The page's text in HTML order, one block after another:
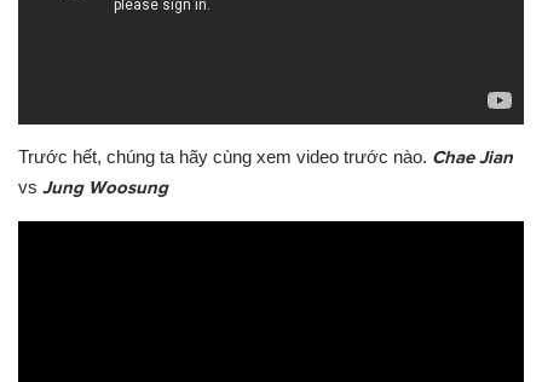
Trước hết, chúng ta hãy cùng xem video trước nào. Chae Jian
vs Jung Woosung